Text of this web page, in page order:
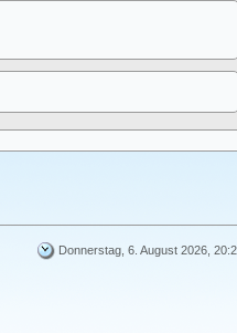
Donnerstag, 6. August 2026,